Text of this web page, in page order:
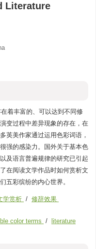
Literature
着丰富的、可以达到不同修
变过程中差异现象的存在，在
英美作家通过运用色彩词语，
强的感染力。国外关于基本色
及语言普遍规律的研究已引起
在阅读文学作品时如何赏析文
五彩缤纷的内心世界。
学赏析 / 修辞效果
color terms /
literature